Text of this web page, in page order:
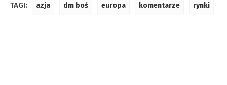
TAGI: azja dm boś europa komentarze rynki